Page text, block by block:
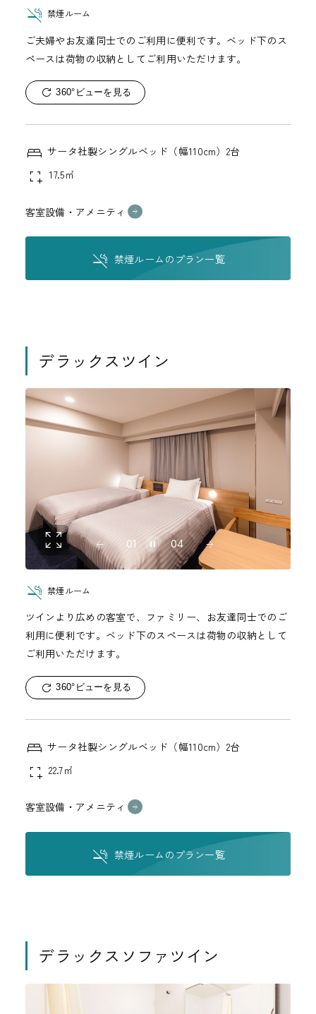
禁煙ルーム
ご夫婦やお友達同士でのご利用に便利です。ベッド下のス
ペースは荷物の収納としてご利用いただけます。
360°ビューを見る
サータ社製シングルベッド（幅110cm）2台
17.5㎡
客室設備・アメニティ
禁煙ルームのプラン一覧
デラックスツイン
禁煙ルーム
ツインより広めの客室で、ファミリー、お友達同士でのご
利用に便利です。ベッド下のスペースは荷物の収納として
ご利用いただけます。
360°ビューを見る
サータ社製シングルベッド（幅110cm）2台
22.7㎡
客室設備・アメニティ
禁煙ルームのプラン一覧
01 04
デラックスソファツイン